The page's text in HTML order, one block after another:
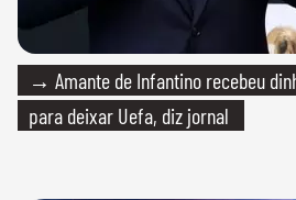
→ Amante de Infantino recebeu
para deixar Uefa, diz jornal